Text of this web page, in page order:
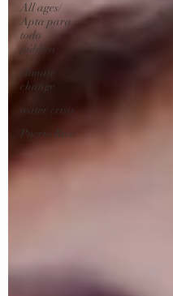
All ages/
Apta para
todo
público
climate
change
water crisis
Puerto Rico